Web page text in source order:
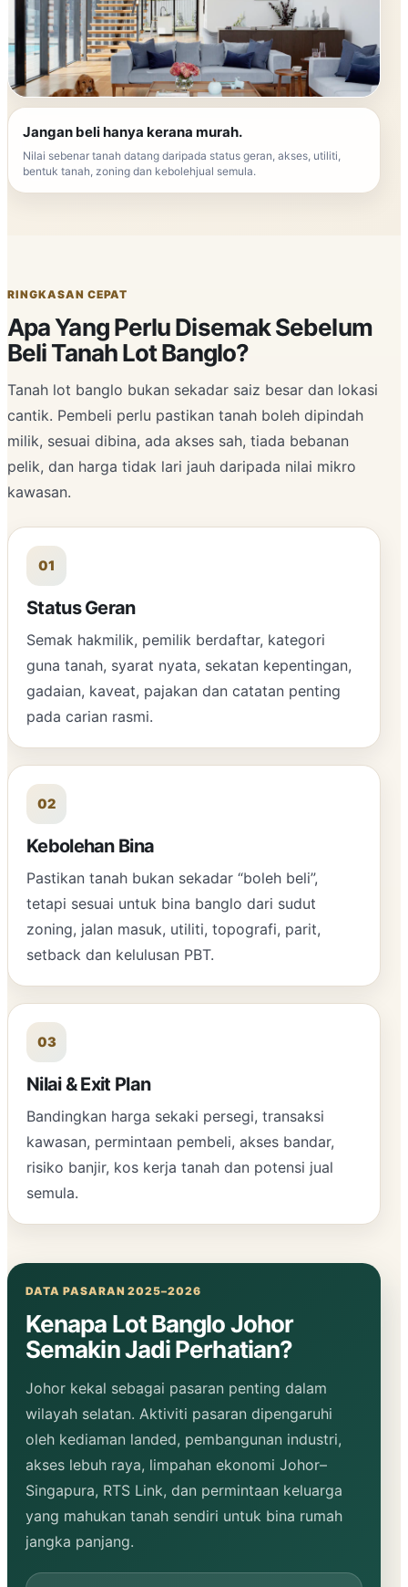
Jangan beli hanya kerana murah.
Nilai sebenar tanah datang daripada status geran, akses, utiliti,
bentuk tanah, zoning dan kebolehjual semula.
RINGKASAN CEPAT
Apa Yang Perlu Disemak Sebelum
Beli Tanah Lot Banglo?
Tanah lot banglo bukan sekadar saiz besar dan lokasi
cantik. Pembeli perlu pastikan tanah boleh dipindah
milik, sesuai dibina, ada akses sah, tiada bebanan
pelik, dan harga tidak lari jauh daripada nilai mikro
kawasan.
01
Status Geran
Semak hakmilik, pemilik berdaftar, kategori
guna tanah, syarat nyata, sekatan kepentingan,
gadaian, kaveat, pajakan dan catatan penting
pada carian rasmi.
02
Kebolehan Bina
Pastikan tanah bukan sekadar “boleh beli”,
tetapi sesuai untuk bina banglo dari sudut
zoning, jalan masuk, utiliti, topografi, parit,
setback dan kelulusan PBT.
03
Nilai & Exit Plan
Bandingkan harga sekaki persegi, transaksi
kawasan, permintaan pembeli, akses bandar,
risiko banjir, kos kerja tanah dan potensi jual
semula.
DATA PASARAN 2025–2026
Kenapa Lot Banglo Johor
Semakin Jadi Perhatian?
Johor kekal sebagai pasaran penting dalam
wilayah selatan. Aktiviti pasaran dipengaruhi
oleh kediaman landed, pembangunan industri,
akses lebuh raya, limpahan ekonomi Johor–
Singapura, RTS Link, dan permintaan keluarga
yang mahukan tanah sendiri untuk bina rumah
jangka panjang.